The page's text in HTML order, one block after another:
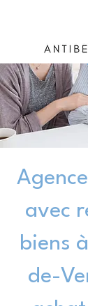
avec
biens
de-